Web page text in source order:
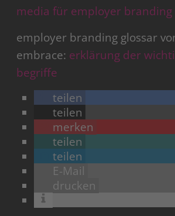
media für employer branding
employer branding glossar
embrace: erklärung der
begriffe
teilen
teilen
merken
teilen
teilen
E-Mail
drucken